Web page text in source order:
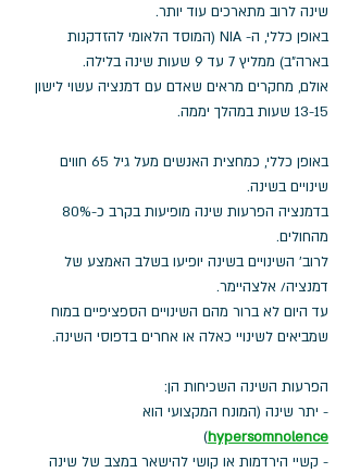
שינה לרוב מתארכים עוד יותר.
באופן כללי, ה- NIA (המוסד הלאומי להזדקנות
בארה"ב) ממליץ 7 עד 9 שעות שינה בלילה.
אולם, מחקרים מראים שאדם עם דמנציה עשוי לישון
13-15 שעות במהלך יממה.
באופן כללי, כמחצית האנשים מעל גיל 65 חווים
שינויים בשינה.
מהחולים.
לרוב' השינויים בשינה יופיעו בשלב האמצע של
דמנציה/ אלצהיימר.
עד היום לא ברור מהם השינויים הספציפיים במוח
שמביאים לשינויי כאלה או אחרים בדפוסי השינה.
הפרעות השינה השכיחות הן:
- יתר שינה (המונח המקצועי הוא
hypersomnolence
)
- קשיי הירדמות או קושי להישאר במצב של שינה